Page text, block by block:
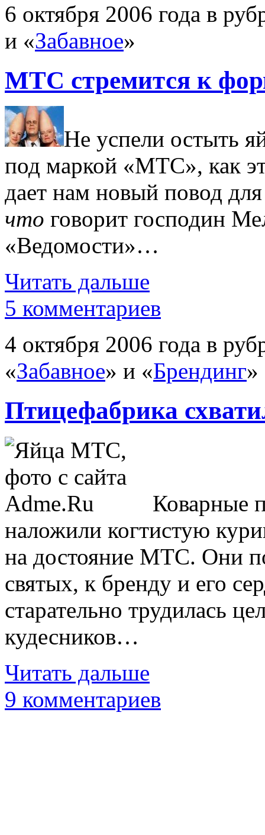
6 октября 2006 года в
и «Забавное»
МТС стремится к
Не успели остыть
под маркой «МТС», как
дает нам новый повод
что говорит господин
«Ведомости»…
Читать дальше
5 комментариев
4 октября 2006 года в
«Забавное» и «Брендинг»
Птицефабрика
Коварные
наложили когтистую
на достояние МТС. Они
святых, к бренду и его
старательно трудилась
кудесников…
Читать дальше
9 комментариев